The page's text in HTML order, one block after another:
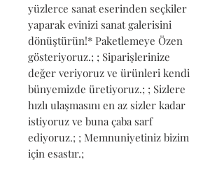
yüzlerce sanat eserinden seçkiler
yaparak evinizi sanat galerisini
dönüştürün!* Paketlemeye Özen
gösteriyoruz.; ; Siparişlerinize
değer veriyoruz ve ürünleri kendi
bünyemizde üretiyoruz.; ; Sizlere
hızlı ulaşmasını en az sizler kadar
istiyoruz ve buna çaba sarf
ediyoruz.; ; Memnuniyetiniz bizim
için esastır.;